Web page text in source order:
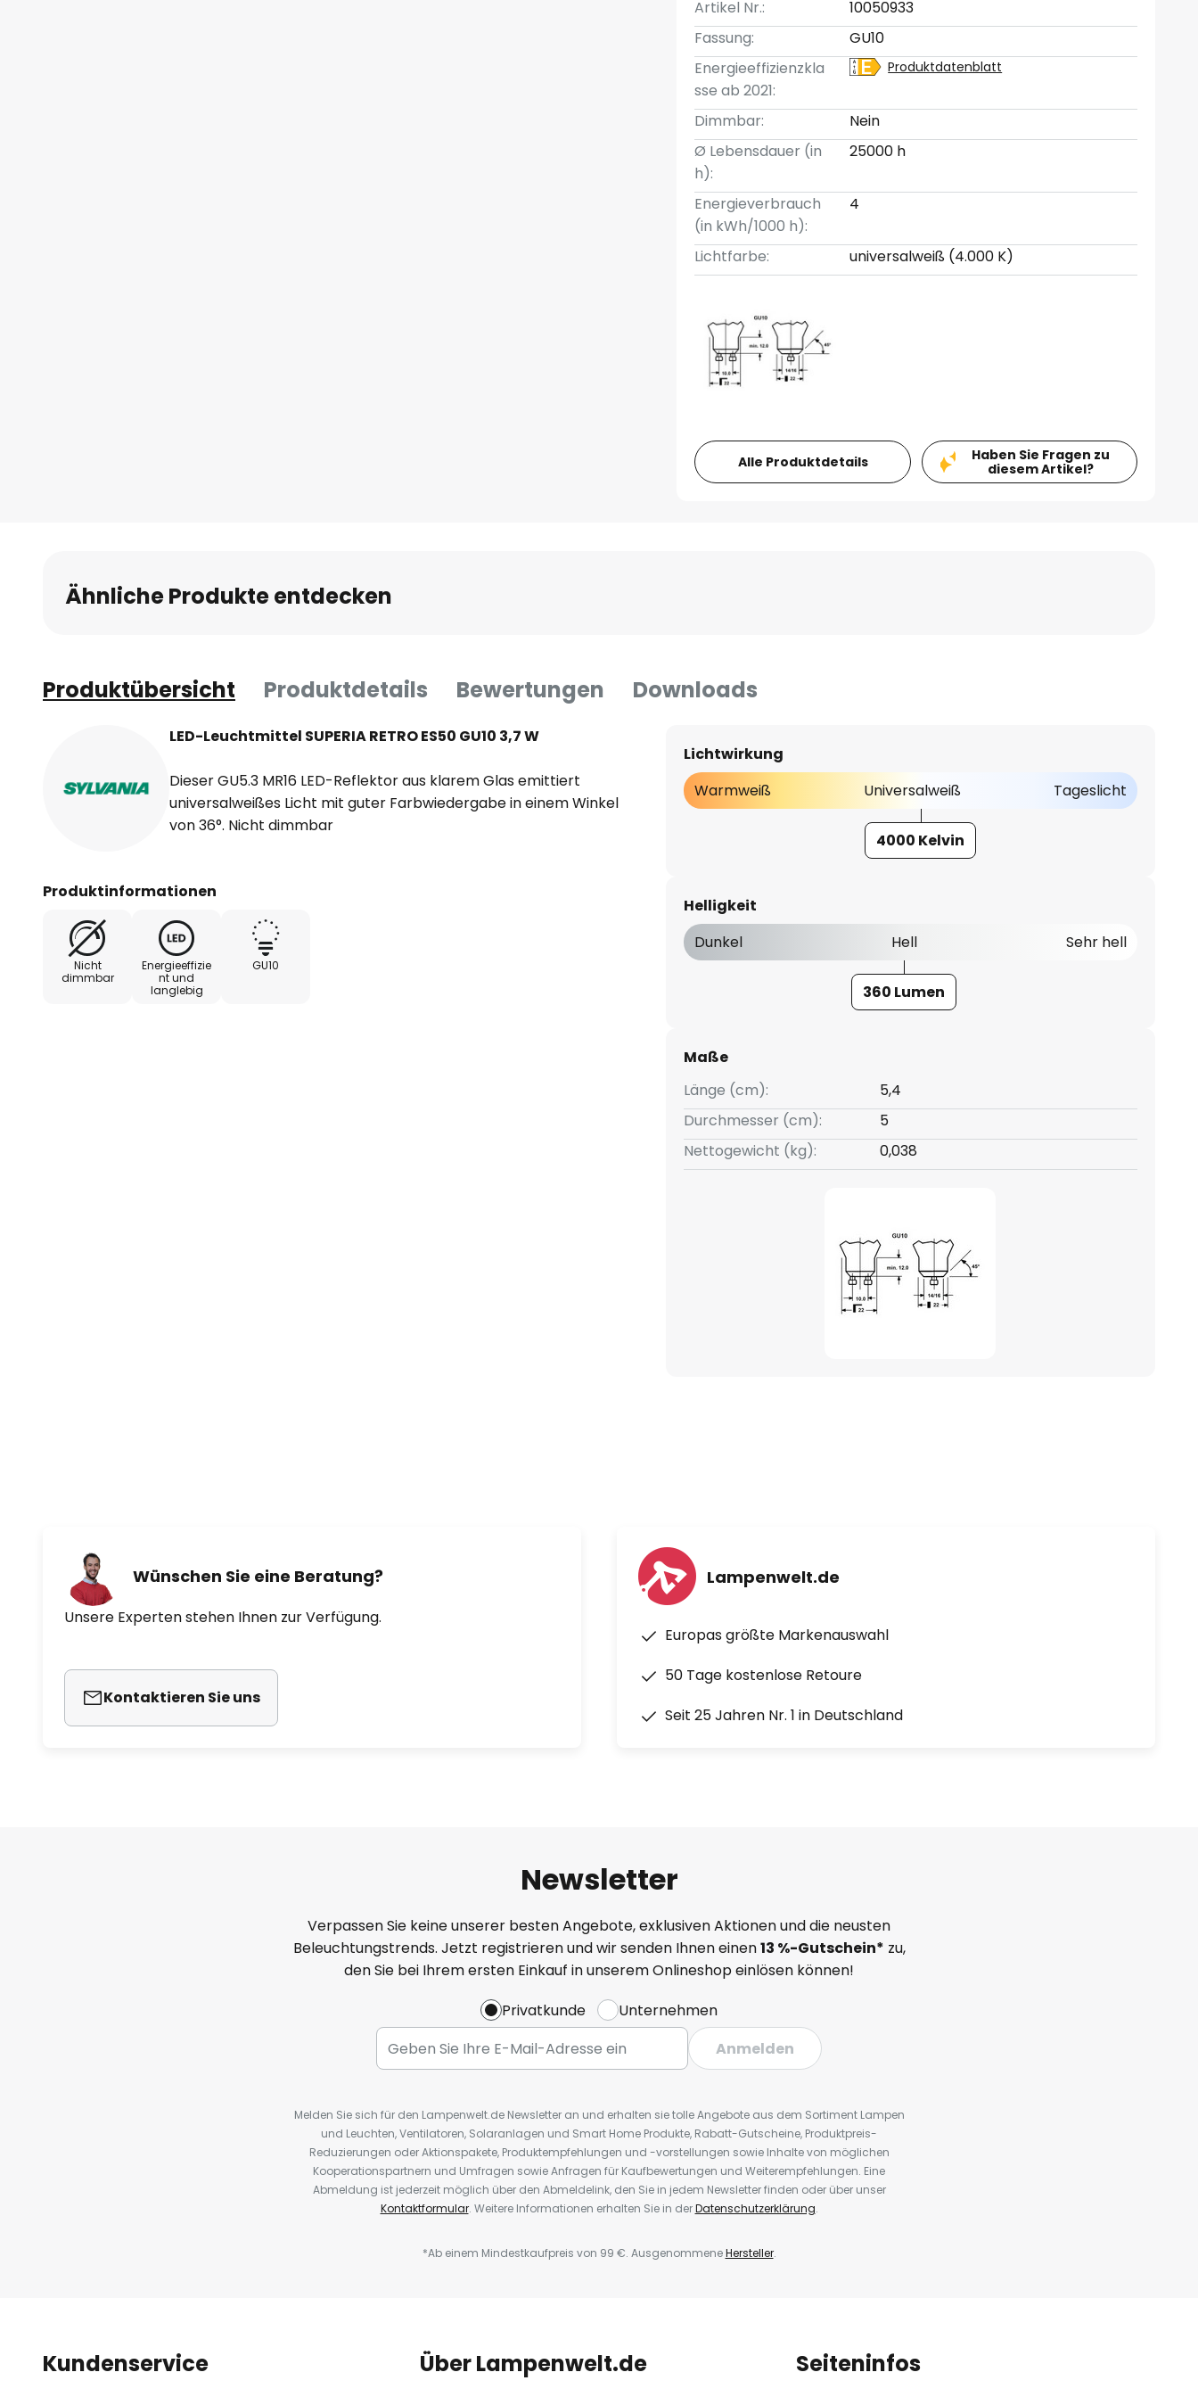
Artikel Nr.:
10050933
Fassung:
GU10
Energieeffizienzkla
sse ab 2021:
Produktdatenblatt
Dimmbar:
Nein
Ø Lebensdauer (in
h):
25000 h
Energieverbrauch
(in kWh/1000 h):
4
Lichtfarbe: universalweiß (4.000 K)
Alle Produktdetails
Haben Sie Fragen zu
diesem Artikel?
Ähnliche Produkte entdecken
Produktübersicht Produktdetails Bewertungen Downloads
LED-Leuchtmittel SUPERIA RETRO ES50 GU10 3,7 W
Dieser GU5.3 MR16 LED-Reflektor aus klarem Glas emittiert
universalweißes Licht mit guter Farbwiedergabe in einem Winkel
von 36°. Nicht dimmbar
Produktinformationen
Nicht
dimmbar
Energieeffizie
nt und
langlebig
GU10
Lichtwirkung
Warmweiß
Universalweiß Tageslicht
4000 Kelvin
Helligkeit
Dunkel
Hell Sehr hell
360 Lumen
Maße
Länge (cm):
5,4
Durchmesser (cm):
5
Nettogewicht (kg):
0,038
Wünschen Sie eine Beratung?
Unsere Experten stehen Ihnen zur Verfügung.
Kontaktieren Sie uns
Lampenwelt.de
Europas größte Markenauswahl
50 Tage kostenlose Retoure
Seit 25 Jahren Nr. 1 in Deutschland
Newsletter
Verpassen Sie keine unserer besten Angebote, exklusiven Aktionen und die neusten
Beleuchtungstrends. Jetzt registrieren und wir senden Ihnen einen13 %-Gutschein* zu,
den Sie bei Ihrem ersten Einkauf in unserem Onlineshop einlösen können!
Privatkunde
Unternehmen
Anmelden
Melden Sie sich für den Lampenwelt.de Newsletter an und erhalten sie tolle Angebote aus dem Sortiment Lampen
und Leuchten, Ventilatoren, Solaranlagen und Smart Home Produkte, Rabatt-Gutscheine, Produktpreis-
Reduzierungen oder Aktionspakete, Produktempfehlungen und -vorstellungen sowie Inhalte von möglichen
Kooperationspartnern und Umfragen sowie Anfragen für Kaufbewertungen und Weiterempfehlungen. Eine
Abmeldung ist jederzeit möglich über den Abmeldelink, den Sie in jedem Newsletter finden oder über unser
Kontaktformular. Weitere Informationen erhalten Sie in derDatenschutzerklärung.
*Ab einem Mindestkaufpreis von 99 €. AusgenommeneHersteller.
Kundenservice Über Lampenwelt.de Seiteninfos